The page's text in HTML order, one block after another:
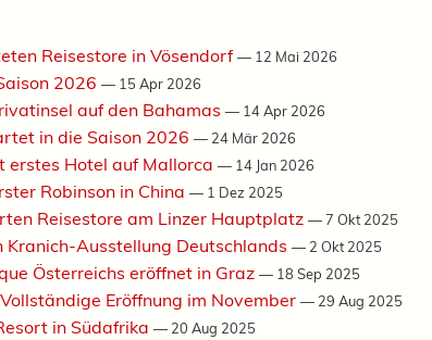
Reisestore in Vösendorf— 12 Mai 2026
2026 — 15 Apr 2026
auf den Bahamas — 14 Apr 2026
in die Saison 2026 — 24 Mär 2026
erstes Hotel auf Mallorca — 14 Jan 2026
Robinson in China — 1 Dez 2025
Reisestore am Linzer Hauptplatz —7 Okt 2025
Kranich-Ausstellung Deutschlands — 2 Okt 2025
Österreichs eröffnet in Graz — 18 Sep 2025
Eröffnung im November — 29 Aug 2025
in Südafrika — 20 Aug 2025